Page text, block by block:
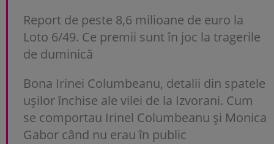
Report de peste 8,6 milioane de euro la
Loto 6/49. Ce premii sunt în joc la tragerile
de duminică
Bona Irinei Columbeanu, detalii din spatele
ușilor închise ale vilei de la Izvorani. Cum
se comportau Irinel Columbeanu și Monica
Gabor când nu erau în public